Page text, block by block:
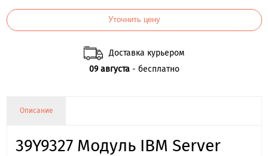
Уточнить цену
Доставка курьером
09 августа- бесплатно
Описание
39Y9327 Модуль IBM Server